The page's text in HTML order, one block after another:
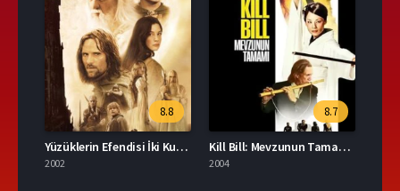
8.8
Yüzüklerin Efendisi İki Kule Türkçe Dublaj İzle
2002
8.7
Kill Bill: Mevzunun Tamamı Türkçe Dublaj İzle
2004